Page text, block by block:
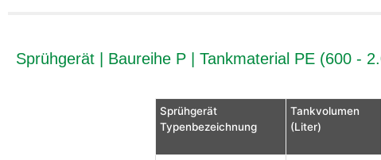
Sprühgerät | Baureihe P | Tankmaterial PE (600 -
Sprühgerät
Typenbezeichnung
Tankvolumen
(Liter)